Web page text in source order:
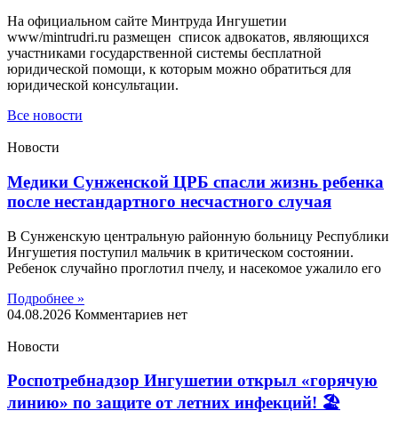
На официальном сайте Минтруда Ингушетии
www/mintrudri.ru размещен список адвокатов, являющихся
участниками государственной системы бесплатной
юридической помощи, к которым можно обратиться для
юридической консультации.
Все новости
Новости
Медики Сунженской ЦРБ спасли жизнь ребенка
после нестандартного несчастного случая
В Сунженскую центральную районную больницу Республики
Ингушетия поступил мальчик в критическом состоянии.
Ребенок случайно проглотил пчелу, и насекомое ужалило его
Подробнее »
04.08.2026 Комментариев нет
Новости
Роспотребнадзор Ингушетии открыл «горячую
линию» по защите от летних инфекций! 🏖